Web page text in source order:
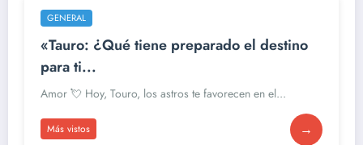
GENERAL
«Tauro: ¿Qué tiene preparado el destino
para ti...
Amor 💘 Hoy, Touro, los astros te favorecen en el...
Más vistos →